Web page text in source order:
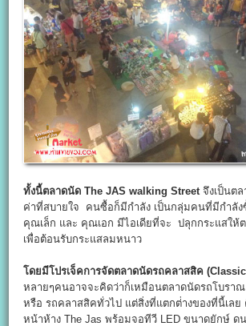
ทั้งนี้ตลาดนัด The JAS walking Street จึงเป็นต
ค่าที่สบายใจ คนซื้อก็มีกำลัง เป็นกลุ่มคนที่มีกำลัง
คุณเล็ก และ คุณเอก มีไอเดียที่จะ ปลุกกระแสให้
เพื่อต้อนรับกระแสลมหนาว
โดยมีโปรเจ็คการจัดตลาดนัดรถคลาสสิค
หลายๆคนอาจจะคิดว่าก็เหมือนตลาดนัดรถโบราณ
หรือ รถคลาสสิคทั่วไป แต่สิ่งที่แตกต่่างของที่นี้เลย
หน้าห้าง The Jas พร้อมจอทีวี LED ขนาดยักษ์ ด